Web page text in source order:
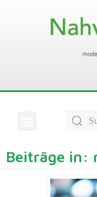
Beiträge in: